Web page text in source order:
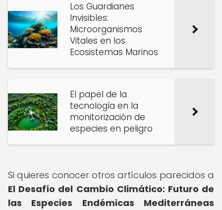
Los Guardianes
Invisibles:
Microorganismos
Vitales en los
Ecosistemas Marinos
El papel de la
tecnología en la
monitorización de
especies en peligro
Si quieres conocer otros artículos parecidos a
El Desafío del Cambio Climático: Futuro de
las Especies Endémicas Mediterráneas